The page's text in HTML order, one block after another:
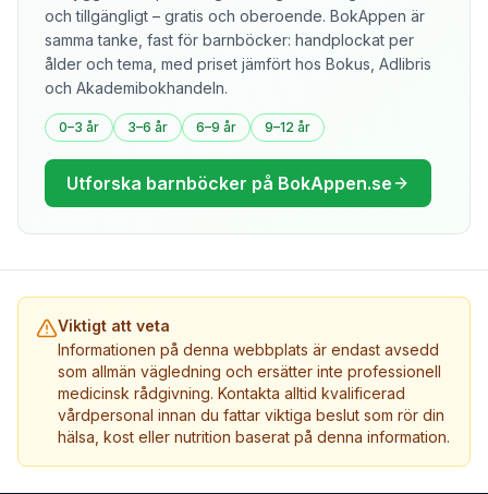
och tillgängligt – gratis och oberoende. BokAppen är
samma tanke, fast för barnböcker: handplockat per
ålder och tema, med priset jämfört hos Bokus, Adlibris
och Akademibokhandeln.
0–3 år 3–6 år 6–9 år 9–12 år
Utforska barnböcker på BokAppen.se
Viktigt att veta
Informationen på denna webbplats är endast avsedd
som allmän vägledning och ersätter inte professionell
medicinsk rådgivning. Kontakta alltid kvalificerad
vårdpersonal innan du fattar viktiga beslut som rör din
hälsa, kost eller nutrition baserat på denna information.